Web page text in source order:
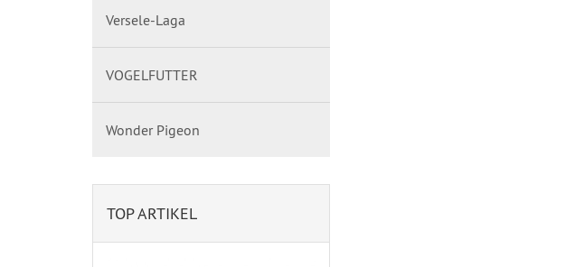
Versele-Laga
VOGELFUTTER
Wonder Pigeon
TOP ARTIKEL